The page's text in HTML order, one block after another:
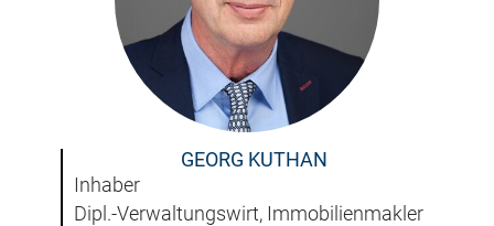
GEORG KUTHAN
Inhaber
Dipl.-Verwaltungswirt, Immobilienmakler